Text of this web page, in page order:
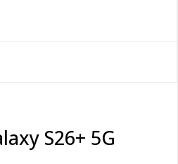
S26+ 5G